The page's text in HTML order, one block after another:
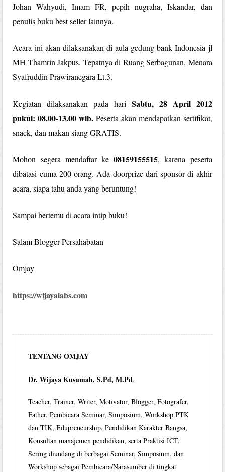
Johan Wahyudi, Imam FR, pepih nugraha, Iskandar, dan
penulis buku best seller lainnya.
Acara ini akan dilaksanakan di aula gedung bank Indonesia jl
MH Thamrin Jakpus, Tepatnya di Ruang Serbagunan, Menara
Syafruddin Prawiranegara Lt.3.
Kegiatan dilaksanakan pada hari Sabtu, 28 April 2012
pukul: 08.00-13.00 wib. Peserta akan mendapatkan sertifikat,
snack, dan makan siang GRATIS.
Mohon segera mendaftar ke 08159155515, karena peserta
dibatasi cuma 200 orang. Ada doorprize dari sponsor di akhir
acara, siapa tahu anda yang beruntung!
Sampai bertemu di acara intip buku!
Salam Blogger Persahabatan
Omjay
https://wijayalabs.com
TENTANG OMJAY
Dr. Wijaya Kusumah, S.Pd, M.Pd,
Teacher, Trainer, Writer, Motivator, Blogger, Fotografer,
Father, Pembicara Seminar, Simposium, Workshop PTK
dan TIK, Edupreneurship, Pendidikan Karakter Bangsa,
Konsultan manajemen pendidikan, serta Praktisi ICT.
Sering diundang di berbagai Seminar, Simposium, dan
Workshop sebagai Pembicara/Narasumber di tingkat